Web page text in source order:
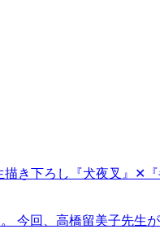
き下ろし『犬夜叉』✕
今回、高橋留美子先生